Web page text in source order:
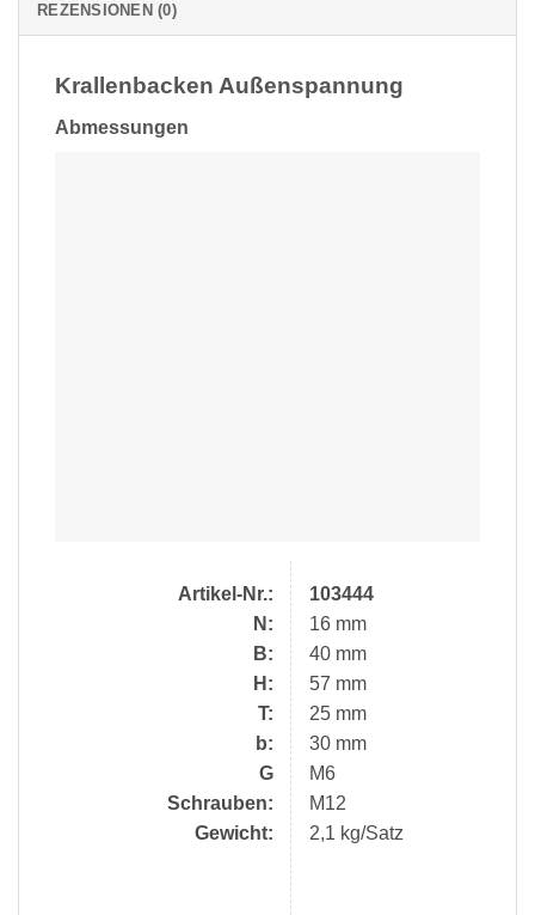
REZENSIONEN (0)
Krallenbacken Außenspannung
Abmessungen
Artikel-Nr.:
N:
B:
H:
T:
b:
G
Schrauben:
Gewicht:
103444
16 mm
40 mm
57 mm
25 mm
30 mm
M6
M12
2,1 kg/Satz